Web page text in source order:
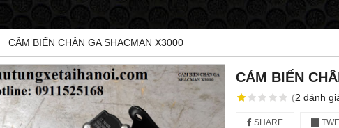
CẢM BIẾN CHÂN GA SHACMAN X3000
CẢM BIẾN
(2 đánh
SHARE